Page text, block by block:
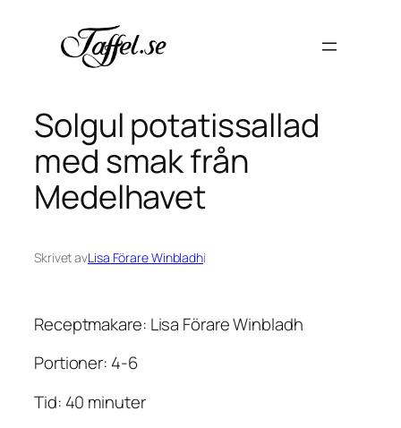
innehåll
Solgul potatissallad
med smak från
Medelhavet
Skrivet avLisa Förare Winbladhi
Receptmakare: Lisa Förare Winbladh
Portioner: 4-6
Tid: 40 minuter